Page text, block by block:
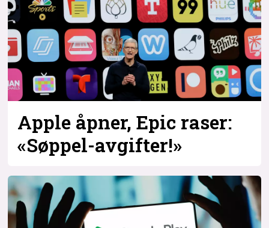
Apple åpner, Epic raser:
«Søppel-avgifter!»